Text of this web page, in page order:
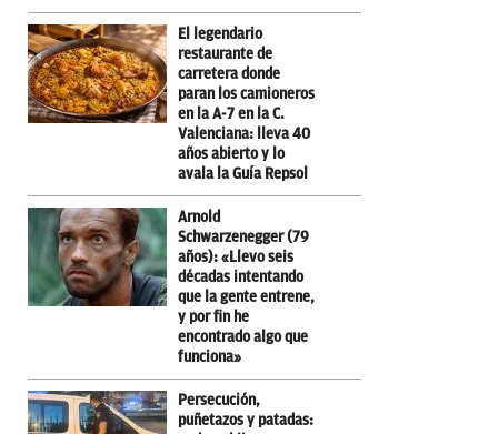
El legendario
restaurante de
carretera donde
paran los camioneros
en la A-7 en la C.
Valenciana: lleva 40
años abierto y lo
avala la Guía Repsol
Arnold
Schwarzenegger (79
años): «Llevo seis
décadas intentando
que la gente entrene,
y por fin he
encontrado algo que
funciona»
Persecución,
puñetazos y patadas: